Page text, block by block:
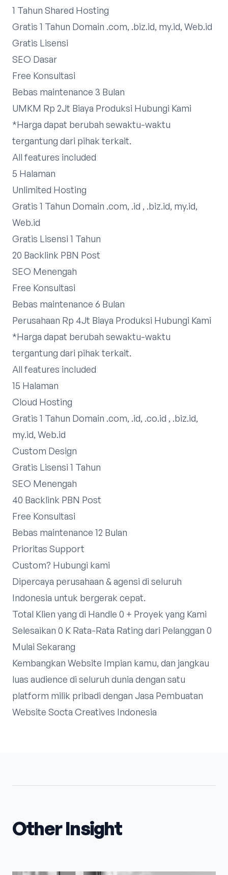
1 Tahun Shared Hosting
Gratis 1 Tahun Domain .com, .biz.id, my.id, Web.id
Gratis Lisensi
SEO Dasar
Free Konsultasi
Bebas maintenance 3 Bulan
UMKM Rp 2Jt Biaya Produksi Hubungi Kami
*Harga dapat berubah sewaktu-waktu
tergantung dari pihak terkait.​
All features included
5 Halaman
Unlimited Hosting
Gratis 1 Tahun Domain .com, .id , .biz.id, my.id,
Web.id
Gratis Lisensi 1 Tahun
20 Backlink PBN Post
SEO Menengah
Free Konsultasi
Bebas maintenance 6 Bulan
Perusahaan Rp 4Jt Biaya Produksi Hubungi Kami
*Harga dapat berubah sewaktu-waktu
tergantung dari pihak terkait.​
All features included
15 Halaman
Cloud Hosting
Gratis 1 Tahun Domain .com, .id, .co.id , .biz.id,
my.id, Web.id
Custom Design
Gratis Lisensi 1 Tahun
SEO Menengah
40 Backlink PBN Post
Free Konsultasi
Bebas maintenance 12 Bulan
Prioritas Support
Custom? Hubungi kami
Dipercaya perusahaan & agensi di seluruh
Indonesia untuk bergerak cepat.
Total Klien yang di Handle 0 + Proyek yang Kami
Selesaikan 0 K Rata-Rata Rating dari Pelanggan 0
Mulai Sekarang
Kembangkan Website Impian kamu, dan jangkau
luas audience di seluruh dunia dengan satu
platform milik pribadi dengan Jasa Pembuatan
Website Socta Creatives Indonesia
Other Insight